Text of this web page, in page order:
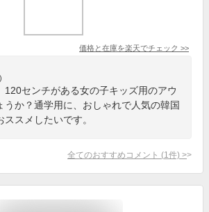
価格と在庫を楽天でチェック >>
120センチがある女の子キッズ用のアウ
うか？通学用に、おしゃれで人気の韓国
スメしたいです。
全てのおすすめコメント (1 件) >